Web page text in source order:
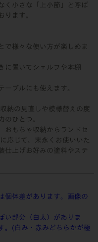
く小さな「上小節」と呼ば
ります。
で様々な使い方が楽しめま
に置いてシェルフや本棚
ーブルにも使えます。
納の見直しや模様替えの度
のひとつ。
おもちゃ収納からランドセ
応じて、末永くお使いいた
仕上げお好みの塗料やステ
個体差があります。画像の
い部分（白太）がありま
。(白み・赤みどちらかが極